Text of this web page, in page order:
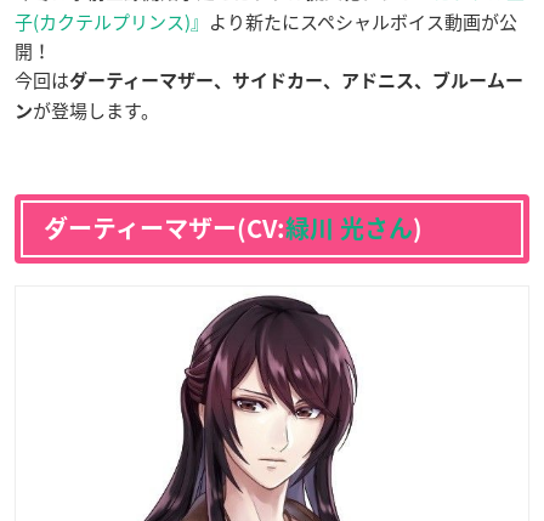
子(カクテルプリンス)』 より新たにスペシャルボイス動画が公
開！
今回はダーティーマザー、サイドカー、アドニス、ブルームー
ンが登場します。
ダーティーマザー(CV:緑川 光さん)